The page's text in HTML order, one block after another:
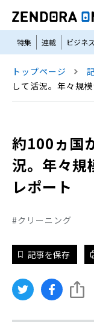
特集 連載 ビジネス
私物洗濯ユニフォーム
THE ZENDORA
LBM
トップページ
して活況。年々規
約100ヵ国
況。年々規
レポート
クリーニング
記事を保存